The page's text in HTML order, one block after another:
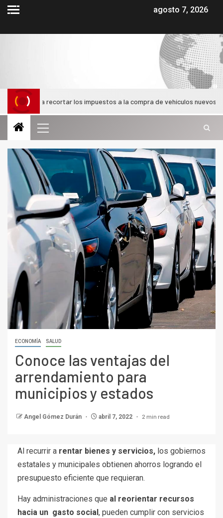
agosto 7, 2026
recortar los impuestos a la compra de vehículos nuevos
ECONOMÍA SALUD
Conoce las ventajas del
arrendamiento para
municipios y estados
Angel Gómez Durán abril 7, 2022 2 min read
Al recurrir a rentar bienes y servicios, los gobiernos
estatales y municipales obtienen ahorros logrando el
presupuesto eficiente que requieran.
Hay administraciones que al reorientar recursos
hacia un gasto social , pueden cumplir con servicios